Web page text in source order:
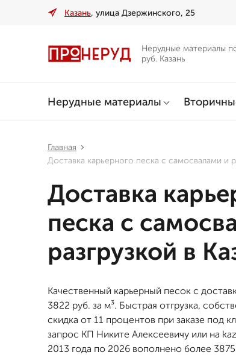
Казань, улица Дзержинского, 25
Нерудные материалы
руб. Казань
Нерудные материалы
Главная
Доставка карьерного песка с самосвалами и
Доставка
песка с
разгрузкой в
Качественный карьерный песок с
3822 руб. за м³. Быстрая отгрузка,
скидка от 11 процентов при заказе под
запрос КП Никите Алексеевичу или на
2013 года по 2026 вополнено более 3875